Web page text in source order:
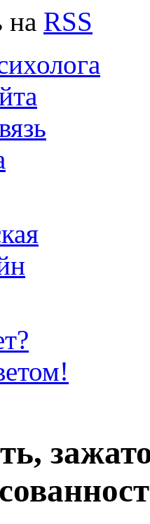
на RSS